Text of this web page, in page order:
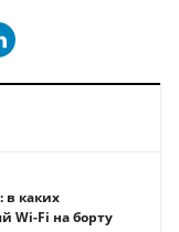
в каких
Wi-Fi на борту